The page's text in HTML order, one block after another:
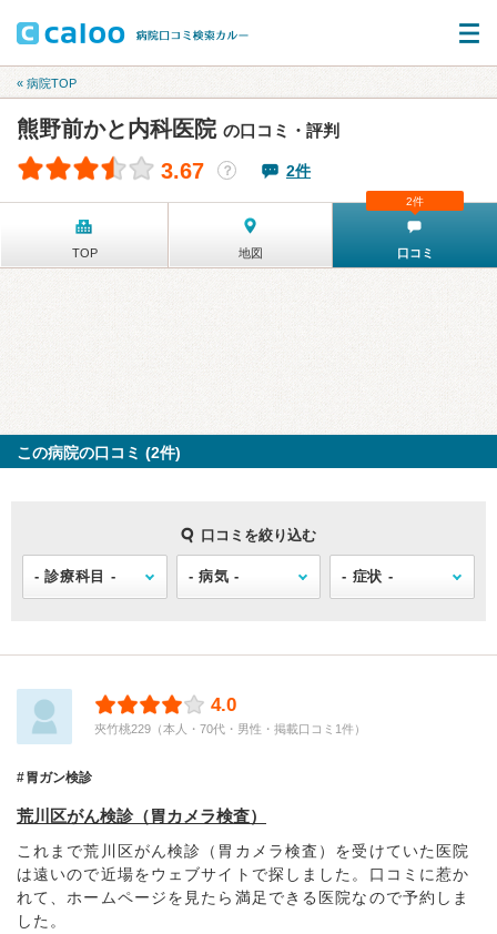
« 病院TOP
熊野前かと内科医院 の口コミ・評判
3.67 ？ 2件
TOP 地図 口コミ
2件
この病院の口コミ (2件)
口コミを絞り込む
4.0
夾竹桃229（本人・70代・男性・掲載口コミ1件）
胃ガン検診
荒川区がん検診（胃カメラ検査）
これまで荒川区がん検診（胃カメラ検査）を受けていた医院
は遠いので近場をウェブサイトで探しました。口コミに惹か
れて、ホームページを見たら満足できる医院なので予約しま
した。